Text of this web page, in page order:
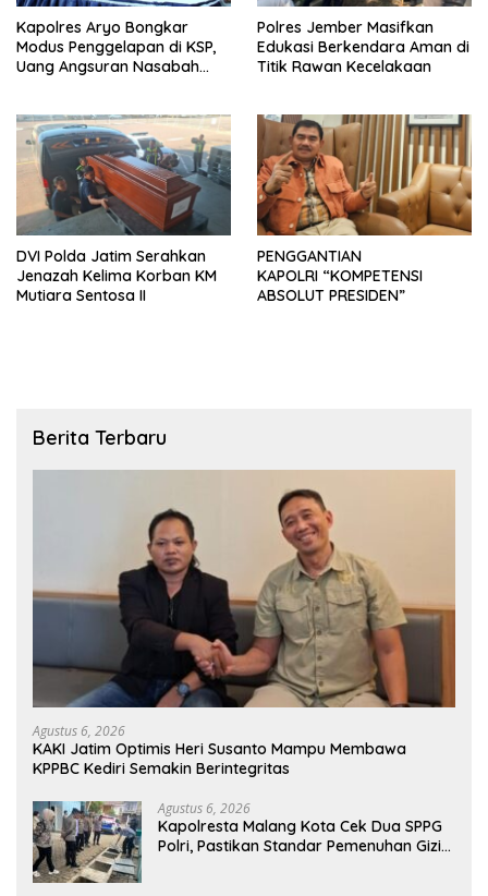
Kapolres Aryo Bongkar
Modus Penggelapan di KSP,
Uang Angsuran Nasabah
Polres Jember Masifkan
Edukasi Berkendara Aman di
Titik Rawan Kecelakaan
DVI Polda Jatim Serahkan
Jenazah Kelima Korban KM
Mutiara Sentosa II
PENGGANTIAN
KAPOLRI “KOMPETENSI
ABSOLUT PRESIDEN”
Berita Terbaru
Agustus 6, 2026
KAKI Jatim Optimis Heri Susanto Mampu Membawa
KPPBC Kediri Semakin Berintegritas
Agustus 6, 2026
Kapolresta Malang Kota Cek Dua SPPG
Polri, Pastikan Standar Pemenuhan Gizi